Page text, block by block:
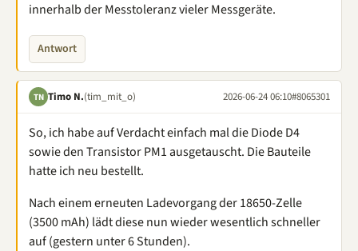
innerhalb der Messtoleranz vieler Messgeräte.
Antwort
TN Timo N.(tim_mit_o) 2026-06-24 06:10#8065301
So, ich habe auf Verdacht einfach mal die Diode D4
sowie den Transistor PM1 ausgetauscht. Die Bauteile
hatte ich neu bestellt.
Nach einem erneuten Ladevorgang der 18650-Zelle
(3500 mAh) lädt diese nun wieder wesentlich schneller
auf (gestern unter 6 Stunden).